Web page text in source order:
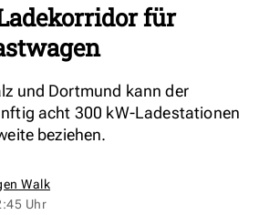
für
und Dortmund kann der
acht 300 kW-Ladestationen
beziehen.
Walk
Uhr